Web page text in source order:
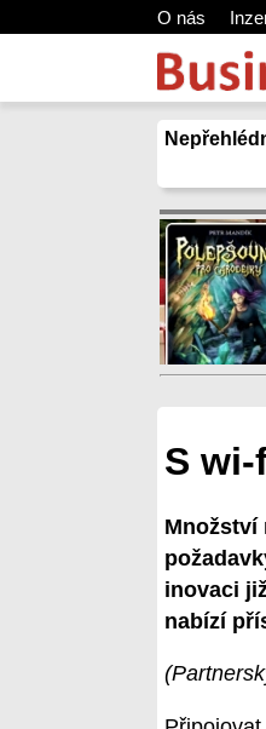
O nás
S
Množství
inovaci
nabízí